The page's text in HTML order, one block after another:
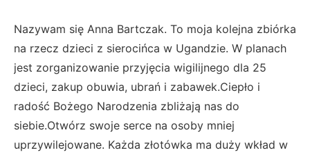
Nazywam się Anna Bartczak. To moja kolejna zbiórka
na rzecz dzieci z sierocińca w Ugandzie. W planach
jest zorganizowanie przyjęcia wigilijnego dla 25
dzieci, zakup obuwia, ubrań i zabawek.Ciepło i
radość Bożego Narodzenia zbliżają nas do
siebie.Otwórz swoje serce na osoby mniej
uprzywilejowane. Każda złotówka ma duży wkład w